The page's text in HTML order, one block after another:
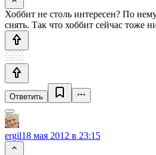
Хоббит не столь интересен? По
снять. Так что хоббит сейчас тоже
Ответить
ergil18 мая 2012 в 23:15